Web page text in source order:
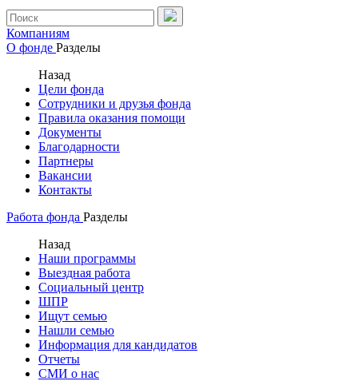
Компаниям
О фонде Разделы
Назад
Цели фонда
Сотрудники и друзья фонда
Правила оказания помощи
Документы
Благодарности
Партнеры
Вакансии
Контакты
Работа фонда Разделы
Назад
Наши программы
Выездная работа
Социальный центр
ШПР
Ищут семью
Нашли семью
Информация для кандидатов
Отчеты
СМИ о нас